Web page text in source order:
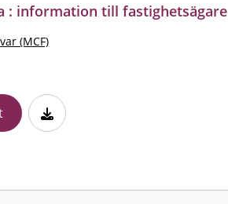
: information till fastighetsägare
(MCF)